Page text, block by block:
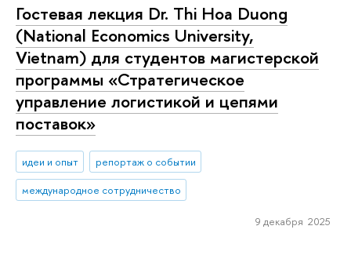
Гостевая лекция Dr. Thi Hoa Duong
(National Economics University,
Vietnam) для студентов магистерской
программы «Стратегическое
управление логистикой и цепями
поставок»
идеи и опыт
репортаж о событии
международное сотрудничество
9 декабря 2025